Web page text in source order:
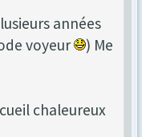
années
voyeur
) Me
chaleureux